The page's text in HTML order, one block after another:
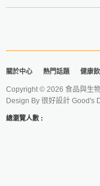
關於中心 熱門話題 健康
Copyright © 2026 食品與生
Design By 很好設計 Good's
總瀏覽人數 :